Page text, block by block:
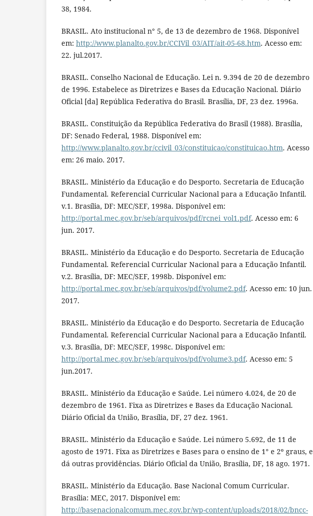
38, 1984.
BRASIL. Ato institucional n° 5, de 13 de dezembro de 1968. Disponível
em: http://www.planalto.gov.br/CCIVil_03/AIT/ait-05-68.htm. Acesso em:
22. jul.2017.
BRASIL. Conselho Nacional de Educação. Lei n. 9.394 de 20 de dezembro
de 1996. Estabelece as Diretrizes e Bases da Educação Nacional. Diário
Oficial [da] República Federativa do Brasil. Brasília, DF, 23 dez. 1996a.
BRASIL. Constituição da República Federativa do Brasil (1988). Brasília,
DF: Senado Federal, 1988. Disponível em:
http://www.planalto.gov.br/ccivil_03/constituicao/constituicao.htm. Acesso
em: 26 maio. 2017.
BRASIL. Ministério da Educação e do Desporto. Secretaria de Educação
Fundamental. Referencial Curricular Nacional para a Educação Infantil.
v.1. Brasília, DF: MEC/SEF, 1998a. Disponível em:
http://portal.mec.gov.br/seb/arquivos/pdf/rcnei_vol1.pdf. Acesso em: 6
jun. 2017.
BRASIL. Ministério da Educação e do Desporto. Secretaria de Educação
Fundamental. Referencial Curricular Nacional para a Educação Infantil.
v.2. Brasília, DF: MEC/SEF, 1998b. Disponível em:
http://portal.mec.gov.br/seb/arquivos/pdf/volume2.pdf. Acesso em: 10 jun.
2017.
BRASIL. Ministério da Educação e do Desporto. Secretaria de Educação
Fundamental. Referencial Curricular Nacional para a Educação Infantil.
v.3. Brasília, DF: MEC/SEF, 1998c. Disponível em:
http://portal.mec.gov.br/seb/arquivos/pdf/volume3.pdf. Acesso em: 5
jun.2017.
BRASIL. Ministério da Educação e Saúde. Lei número 4.024, de 20 de
dezembro de 1961. Fixa as Diretrizes e Bases da Educação Nacional.
Diário Oficial da União, Brasília, DF, 27 dez. 1961.
BRASIL. Ministério da Educação e Saúde. Lei número 5.692, de 11 de
agosto de 1971. Fixa as Diretrizes e Bases para o ensino de 1° e 2º graus, e
dá outras providências. Diário Oficial da União, Brasília, DF, 18 ago. 1971.
BRASIL. Ministério da Educação. Base Nacional Comum Curricular.
Brasília: MEC, 2017. Disponível em:
http://basenacionalcomum.mec.gov.br/wp-content/uploads/2018/02/bncc-